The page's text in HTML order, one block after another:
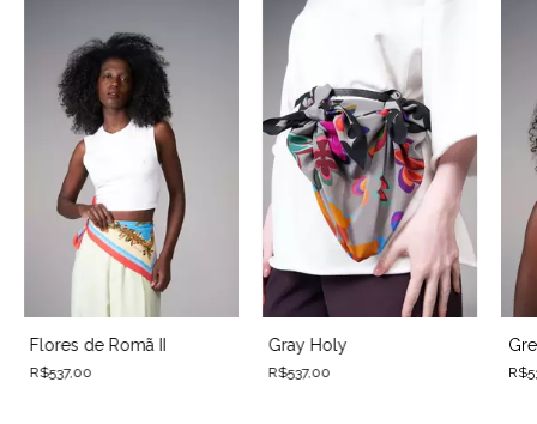
Flores de Romã II
R$537,00
Gray Holy
R$537,00